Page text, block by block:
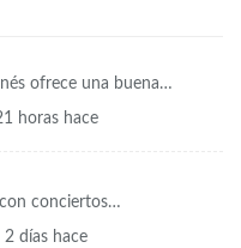
ofrece una buena…
horas hace
conciertos…
2 días hace